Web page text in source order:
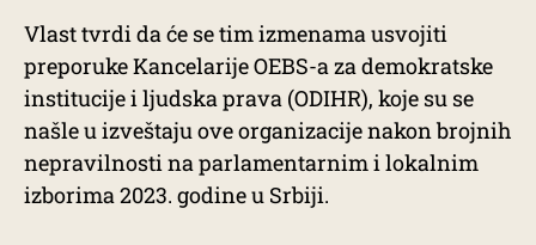
Vlast tvrdi da će se tim izmenama usvojiti
preporuke Kancelarije OEBS-a za demokratske
institucije i ljudska prava (ODIHR), koje su se
našle u izveštaju ove organizacije nakon brojnih
nepravilnosti na parlamentarnim i lokalnim
izborima 2023. godine u Srbiji.